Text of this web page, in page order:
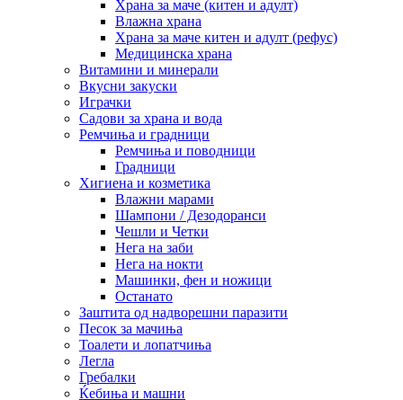
Храна за маче (китен и адулт)
Влажна храна
Храна за маче китен и адулт (рефус)
Медицинска храна
Витамини и минерали
Вкусни закуски
Играчки
Садови за храна и вода
Ремчиња и градници
Ремчиња и поводници
Градници
Хигиена и козметика
Влажни марами
Шампони / Дезодоранси
Чешли и Четки
Нега на заби
Нега на нокти
Машинки, фен и ножици
Останато
Заштита од надворешни паразити
Песок за мачиња
Тоалети и лопатчиња
Легла
Гребалки
Ќебиња и машни